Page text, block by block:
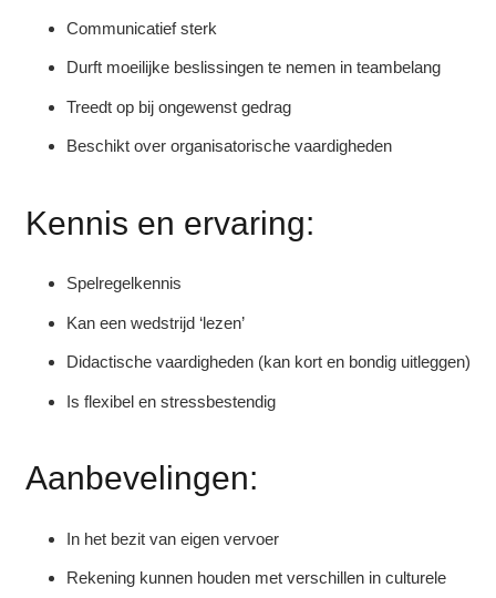
Communicatief sterk
Durft moeilijke beslissingen te nemen in teambelang
Treedt op bij ongewenst gedrag
Beschikt over organisatorische vaardigheden
Kennis en ervaring:
Spelregelkennis
Kan een wedstrijd ‘lezen’
Didactische vaardigheden (kan kort en bondig uitleggen)
Is flexibel en stressbestendig
Aanbevelingen:
In het bezit van eigen vervoer
Rekening kunnen houden met verschillen in culturele